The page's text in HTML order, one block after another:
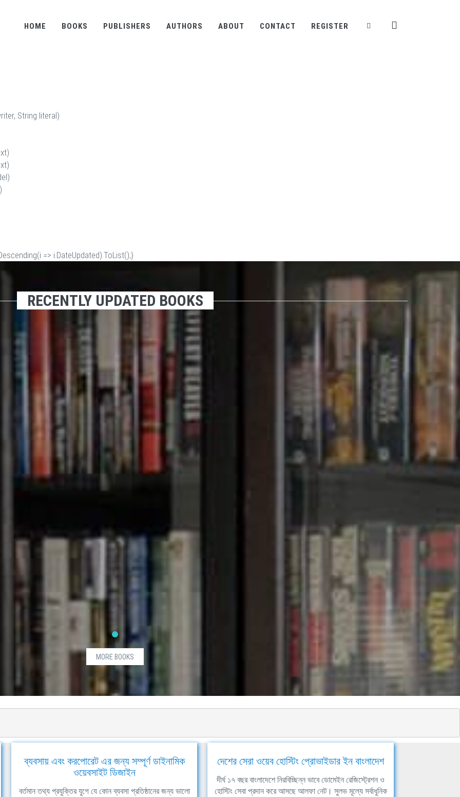
HOME BOOKS PUBLISHERS AUTHORS ABOUT CONTACT REGISTER
String literal)
=> i.DateUpdated).ToList();}
RECENTLY UPDATED BOOKS
MORE BOOKS
ব্যবসায় এবং করপোরেট এর জন্য সম্পূর্ণ ডাইনামিক
ওয়েবসাইট ডিজাইন
বর্তমান তথ্য প্রযুক্তির যুগে যে কোন ব্যবসা প্রতিষ্ঠানের জন্য ভালো
দেশের সেরা ওয়েব হোস্টিং প্রোভাইডার ইন বাংলাদেশ
দীর্ঘ ১৭ বছর বাংলাদেশে নিরবিচ্ছিন্ন ভাবে ডোমেইন রেজিস্ট্রেশন ও
হোস্টিং সেবা প্রদান করে আসছে আলফা নেট। সুলভ মূল্যে সর্বাধুনিক